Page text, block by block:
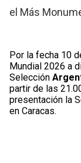
el Más
Por la fecha 10
Mundial 2026 a
Selección
partir de las
presentación la
en Caracas.